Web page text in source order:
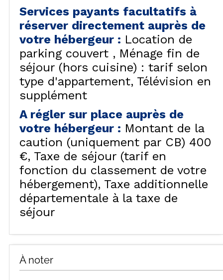
Services payants facultatifs à
réserver directement auprès de
votre hébergeur : Location de
parking couvert
Ménage fin de
séjour (hors cuisine) : tarif selon
type d'appartement Télévision en
supplément
A régler sur place auprès de
votre hébergeur : Montant de la
caution (uniquement par CB) 400
€ Taxe de séjour (tarif en
fonction du classement de votre
hébergement) Taxe additionnelle
départementale à la taxe de
séjour
À noter